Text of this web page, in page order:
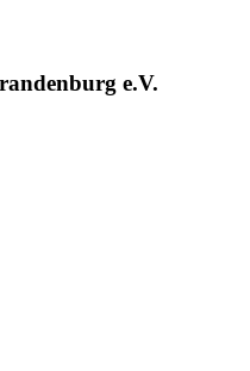
e.V.